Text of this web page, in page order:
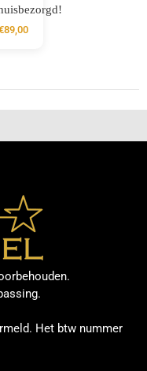
89,00
Het btw nummer